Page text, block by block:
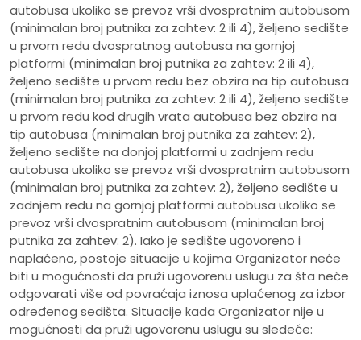
autobusa ukoliko se prevoz vrši dvospratnim autobusom
(minimalan broj putnika za zahtev: 2 ili 4), željeno sedište
u prvom redu dvospratnog autobusa na gornjoj
platformi (minimalan broj putnika za zahtev: 2 ili 4),
željeno sedište u prvom redu bez obzira na tip autobusa
(minimalan broj putnika za zahtev: 2 ili 4), željeno sedište
u prvom redu kod drugih vrata autobusa bez obzira na
tip autobusa (minimalan broj putnika za zahtev: 2),
željeno sedište na donjoj platformi u zadnjem redu
autobusa ukoliko se prevoz vrši dvospratnim autobusom
(minimalan broj putnika za zahtev: 2), željeno sedište u
zadnjem redu na gornjoj platformi autobusa ukoliko se
prevoz vrši dvospratnim autobusom (minimalan broj
putnika za zahtev: 2). Iako je sedište ugovoreno i
naplaćeno, postoje situacije u kojima Organizator neće
biti u mogućnosti da pruži ugovorenu uslugu za šta neće
odgovarati više od povraćaja iznosa uplaćenog za izbor
određenog sedišta. Situacije kada Organizator nije u
mogućnosti da pruži ugovorenu uslugu su sledeće: